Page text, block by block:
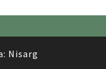
Nisarg